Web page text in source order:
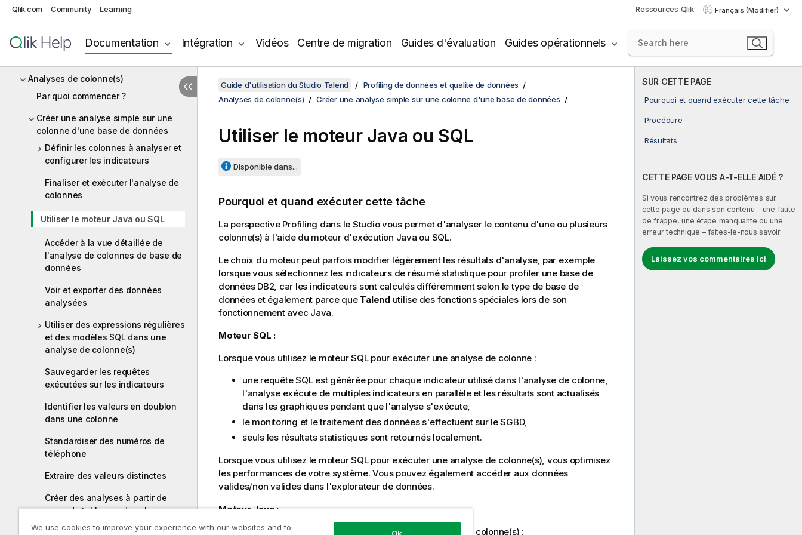
Qlik.com Community Learning Ressources Qlik Français (Modifier)
Documentation Intégration Vidéos Centre de migration Guides d'évaluation Guides opérationnels
données
Analyses de redondance
Analyses de tables
Analyses de colonne(s)
Par quoi commencer ?
Créer une analyse simple sur une
colonne d'une base de données
Définir les colonnes à analyser et
configurer les indicateurs
Finaliser et exécuter l'analyse de
colonnes
Utiliser le moteur Java ou SQL
Accéder à la vue détaillée de
l'analyse de colonnes de base de
données
Voir et exporter des données
analysées
Utiliser des expressions régulières
et des modèles SQL dans une
analyse de colonne(s)
Sauvegarder les requêtes
exécutées sur les indicateurs
Identifier les valeurs en doublon
dans une colonne
Standardiser des numéros de
téléphone
Extraire des valeurs distinctes
Créer des analyses à partir de
noms de tables ou de colonnes
SUR CETTE PAGE
Pourquoi et quand exécuter cette tâche
Procédure
Résultats
CETTE PAGE VOUS A-T-ELLE AIDÉ ?
Si vous rencontrez des problèmes sur
cette page ou dans son contenu – une faute
de frappe, une étape manquante ou une
erreur technique – faites-le-nous savoir.
Laissez vos commentaires ici
Guide d'utilisation du Studio Talend
Profiling de données et qualité de données
Analyses de colonne(s)
Créer une analyse simple sur une colonne d'une base de données
Utiliser le moteur Java ou SQL
Disponible dans...
Pourquoi et quand exécuter cette tâche
La perspective Profiling dans le Studio vous permet d'analyser le contenu d'une ou plusieurs
colonne(s) à l'aide du moteur d'exécution Java ou SQL.
Le choix du moteur peut parfois modifier légèrement les résultats d'analyse, par exemple
lorsque vous sélectionnez les indicateurs de résumé statistique pour profiler une base de
données DB2, car les indicateurs sont calculés différemment selon le type de base de
données et également parce que Talend utilise des fonctions spéciales lors de son
fonctionnement avec Java.
Moteur SQL :
Lorsque vous utilisez le moteur SQL pour exécuter une analyse de colonne :
une requête SQL est générée pour chaque indicateur utilisé dans l'analyse de colonne,
l'analyse exécute de multiples indicateurs en parallèle et les résultats sont actualisés
dans les graphiques pendant que l'analyse s'exécute,
le monitoring et le traitement des données s'effectuent sur le SGBD,
seuls les résultats statistiques sont retournés localement.
Lorsque vous utilisez le moteur SQL pour exécuter une analyse de colonne(s), vous optimisez
les performances de votre système. Vous pouvez également accéder aux données
valides/non valides dans l'explorateur de données.
Moteur Java :
Si vous utilisez le moteur Java pour exécuter une analyse de colonne(s) :
We use cookies to improve your experience with our websites and to